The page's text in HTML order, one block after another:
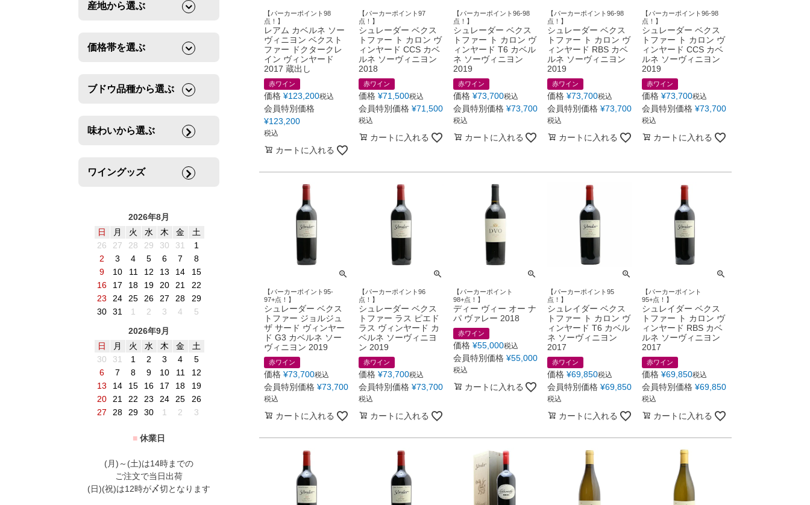
産地から選ぶ
価格帯を選ぶ
ブドウ品種から選ぶ
味わいから選ぶ
ワイングッズ
2026年8月
日
月 火 水 木 金
土
26
27 28 29 30 31
1
2
3 4 5 6 7
8
9
10 11 12 13 14
15
16
17 18 19 20 21
22
23
24 25 26 27 28
29
30
31 1 2 3 4
5
2026年9月
日
月 火 水 木 金
土
30
31 1 2 3 4
5
6
7 8 9 10 11
12
13
14 15 16 17 18
19
20
21 22 23 24 25
26
27
28 29 30 1 2 3
■ 休業日
(月)～(土)は14時までの
ご注文で当日出荷
(日)(祝)は12時が〆切となります
【パーカーポイント98
点！】
レアム カベルネ ソー
ヴィニヨン ベクスト
ファー ドクタークレ
イン ヴィンヤード
2017 蔵出し
赤ワイン
価格 ¥123,200税込
会員特別価格
¥123,200
税込
カートに入れる
【パーカーポイント97
点！】
シュレーダー ベクス
トファー ト カロン ヴ
ィンヤード CCS カベ
ルネ ソーヴィニヨン
2018
赤ワイン
価格 ¥71,500税込
会員特別価格 ¥71,500
税込
カートに入れる
【パーカーポイント96-98
点！】
シュレーダー ベクス
トファー ト カロン ヴ
ィンヤード T6 カベル
ネ ソーヴィニヨン
2019
赤ワイン
価格 ¥73,700税込
会員特別価格 ¥73,700
税込
カートに入れる
【パーカーポイント96-98
点！】
シュレーダー ベクス
トファー ト カロン ヴ
ィンヤード RBS カベ
ルネ ソーヴィニヨン
2019
赤ワイン
価格 ¥73,700税込
会員特別価格 ¥73,700
税込
カートに入れる
【パーカーポイント96-98
点！】
シュレーダー ベクス
トファー ト カロン ヴ
ィンヤード CCS カベ
ルネ ソーヴィニヨン
2019
赤ワイン
価格 ¥73,700税込
会員特別価格 ¥73,700
税込
カートに入れる
【パーカーポイント95-
97+点！】
シュレーダー ベクス
トファー ジョルジュ
ザ サード ヴィンヤー
ド G3 カベルネ ソー
ヴィニヨン 2019
赤ワイン
価格 ¥73,700税込
会員特別価格 ¥73,700
税込
カートに入れる
【パーカーポイント96
点！】
シュレーダー ベクス
トファー ラス ピエド
ラス ヴィンヤード カ
ベルネ ソーヴィニヨ
ン 2019
赤ワイン
価格 ¥73,700税込
会員特別価格 ¥73,700
税込
カートに入れる
【パーカーポイント
98+点！】
ディー ヴィー オー ナ
パ ヴァレー 2018
赤ワイン
価格 ¥55,000税込
会員特別価格 ¥55,000
税込
カートに入れる
【パーカーポイント95
点！】
シュレイダー ベクス
トファー ト カロン ヴ
ィンヤード T6 カベル
ネ ソーヴィニヨン
2017
赤ワイン
価格 ¥69,850税込
会員特別価格 ¥69,850
税込
カートに入れる
【パーカーポイント
95+点！】
シュレイダー ベクス
トファー ト カロン ヴ
ィンヤード RBS カベ
ルネ ソーヴィニヨン
2017
赤ワイン
価格 ¥69,850税込
会員特別価格 ¥69,850
税込
カートに入れる